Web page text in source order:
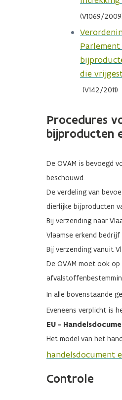
(V1069/
die
(V142/2011)
Procedures
bijproducten
De OVAM is bevoegd
beschouwd.
De verdeling van
dierlijke bijproducten
Bij verzending naar
Vlaamse erkend
Bij verzending vanuit
De OVAM moet ook
In alle bovenstaande
Eveneens verplicht is
EU -
Het model van het
handelsdocument
Controle